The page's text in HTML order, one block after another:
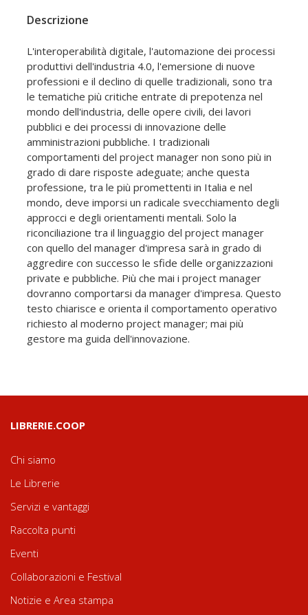
Descrizione
L'interoperabilità digitale, l'automazione dei processi
produttivi dell'industria 4.0, l'emersione di nuove
professioni e il declino di quelle tradizionali, sono tra
le tematiche più critiche entrate di prepotenza nel
mondo dell'industria, delle opere civili, dei lavori
pubblici e dei processi di innovazione delle
amministrazioni pubbliche. I tradizionali
comportamenti del project manager non sono più in
grado di dare risposte adeguate; anche questa
professione, tra le più promettenti in Italia e nel
mondo, deve imporsi un radicale svecchiamento degli
approcci e degli orientamenti mentali. Solo la
riconciliazione tra il linguaggio del project manager
con quello del manager d'impresa sarà in grado di
aggredire con successo le sfide delle organizzazioni
private e pubbliche. Più che mai i project manager
dovranno comportarsi da manager d'impresa. Questo
testo chiarisce e orienta il comportamento operativo
richiesto al moderno project manager; mai più
gestore ma guida dell'innovazione.
LIBRERIE.COOP
Chi siamo
Le Librerie
Servizi e vantaggi
Raccolta punti
Eventi
Collaborazioni e Festival
Notizie e Area stampa